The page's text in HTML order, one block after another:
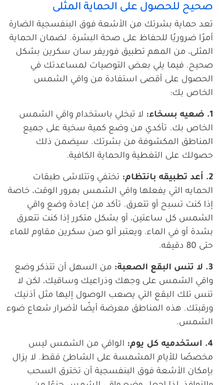
صحيح للحصول على الحماية المثلى
تعد حماية بشرتك من الأشعة فوق البنفسجية الضارة
أمرًا ضروريًا للحفاظ على صحة البشرة. لضمان الحماية
المثلى، من المهم تطبيق فوريفر سان سكرين بشكل
صحيح. فيما يلي بعض التوصيات لمساعدتك في
الحصول على أقصى استفادة من واقي الشمس
الخاص بك:
1. ضعيه بسخاء:
لا تبخلي باستخدام واقي الشمس
الخاص بك. تأكدي من وضع كمية سخية على جميع
المناطق المكشوفة من بشرتك. سيضمن ذلك
حصولك على التغطية والحماية الكافية.
2. أعد تطبيقه بانتظام:
تختفي وتتلاشى طبقات
الحمايه التي يفعلها واقي الشمس بمرور الوقت، خاصة
إذا كنت تسبح أو تتعرق. تأكد من إعادة وضع واقي
الشمس كل ساعتين، أو بشكل متكرر إذا كنت تتعرق
بشدة أو في الماء. ويعتبر ألو صن سكرين مقاوم للماء
حتى 80 دقيقه.
3. لا تنس البقع الصعبة:
من السهل أن تتذكر وضع
واقي الشمس على وجهك وذراعيك وساقيك، لكن لا
تنس تلك البقع التي يصعب الوصول إليها مثل أذنيك
ورقبتك. هذه المناطق معرضة أيضًا لأضرار شعاع ضوء
الشمس.
4. استخدميه كل يوم:
الواقي من الشمس ليس
مخصصًا للأيام المشمسة على الشاطئ فقط. لا يزال
بإمكان الأشعة فوق البنفسجية أن تخترق السحب